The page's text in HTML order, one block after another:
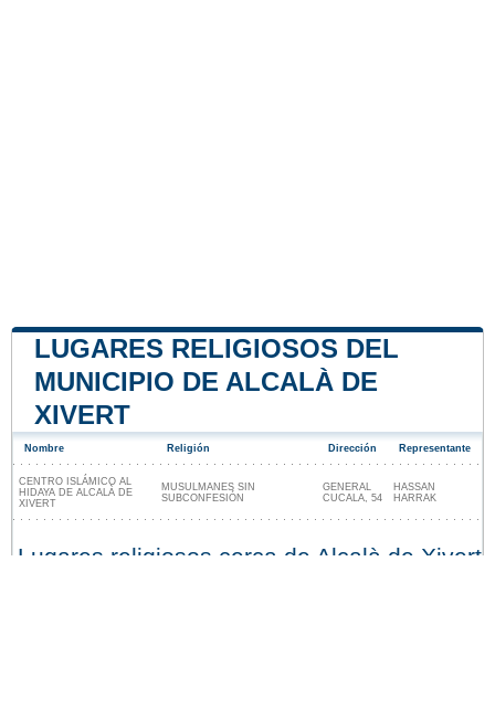
LUGARES RELIGIOSOS DEL
MUNICIPIO DE ALCALÀ DE
XIVERT
Nombre Religión Dirección Representante
CENTRO ISLÁMICO AL
HIDAYA DE ALCALÀ DE
XIVERT
MUSULMANES SIN
SUBCONFESIÓN
GENERAL
CUCALA, 54
HASSAN
HARRAK
Lugares religiosos cerca de Alcalà de Xivert